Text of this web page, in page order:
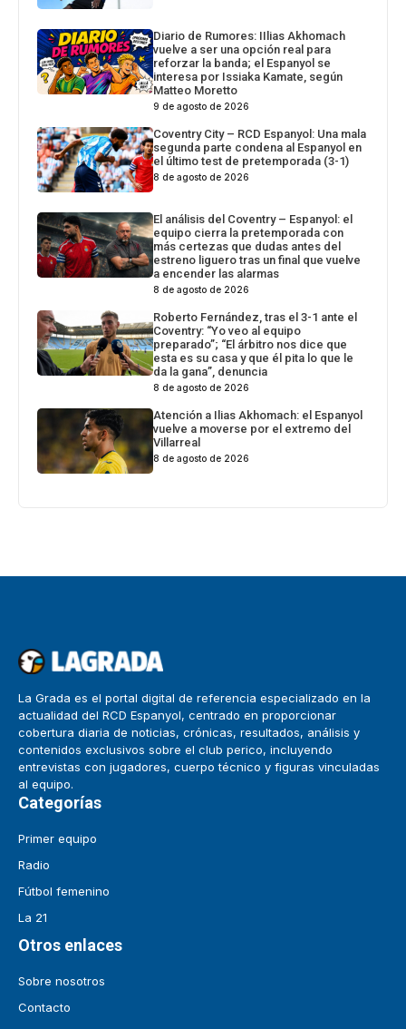
Diario de Rumores: IIlias Akhomach
vuelve a ser una opción real para
reforzar la banda; el Espanyol se
interesa por Issiaka Kamate, según
Matteo Moretto
9 de agosto de 2026
Coventry City – RCD Espanyol: Una mala
segunda parte condena al Espanyol en
el último test de pretemporada (3-1)
8 de agosto de 2026
El análisis del Coventry – Espanyol: el
equipo cierra la pretemporada con
más certezas que dudas antes del
estreno liguero tras un final que vuelve
a encender las alarmas
8 de agosto de 2026
Roberto Fernández, tras el 3-1 ante el
Coventry: “Yo veo al equipo
preparado”; “El árbitro nos dice que
esta es su casa y que él pita lo que le
da la gana”, denuncia
8 de agosto de 2026
Atención a Ilias Akhomach: el Espanyol
vuelve a moverse por el extremo del
Villarreal
8 de agosto de 2026
La Grada es el portal digital de referencia especializado en la
actualidad del RCD Espanyol, centrado en proporcionar
cobertura diaria de noticias, crónicas, resultados, análisis y
contenidos exclusivos sobre el club perico, incluyendo
entrevistas con jugadores, cuerpo técnico y figuras vinculadas
al equipo.
Categorías
Primer equipo
Radio
Fútbol femenino
La 21
Otros enlaces
Sobre nosotros
Contacto